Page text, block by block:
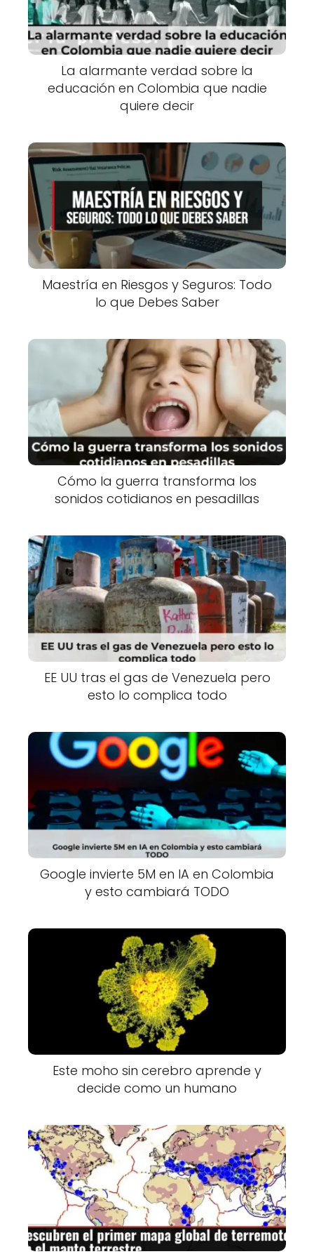
La alarmante verdad sobre la
educación en Colombia que nadie
quiere decir
Maestría en Riesgos y Seguros: Todo
lo que Debes Saber
Cómo la guerra transforma los
sonidos cotidianos en pesadillas
EE UU tras el gas de Venezuela pero
esto lo complica todo
Google invierte 5M en IA en Colombia
y esto cambiará TODO
Este moho sin cerebro aprende y
decide como un humano